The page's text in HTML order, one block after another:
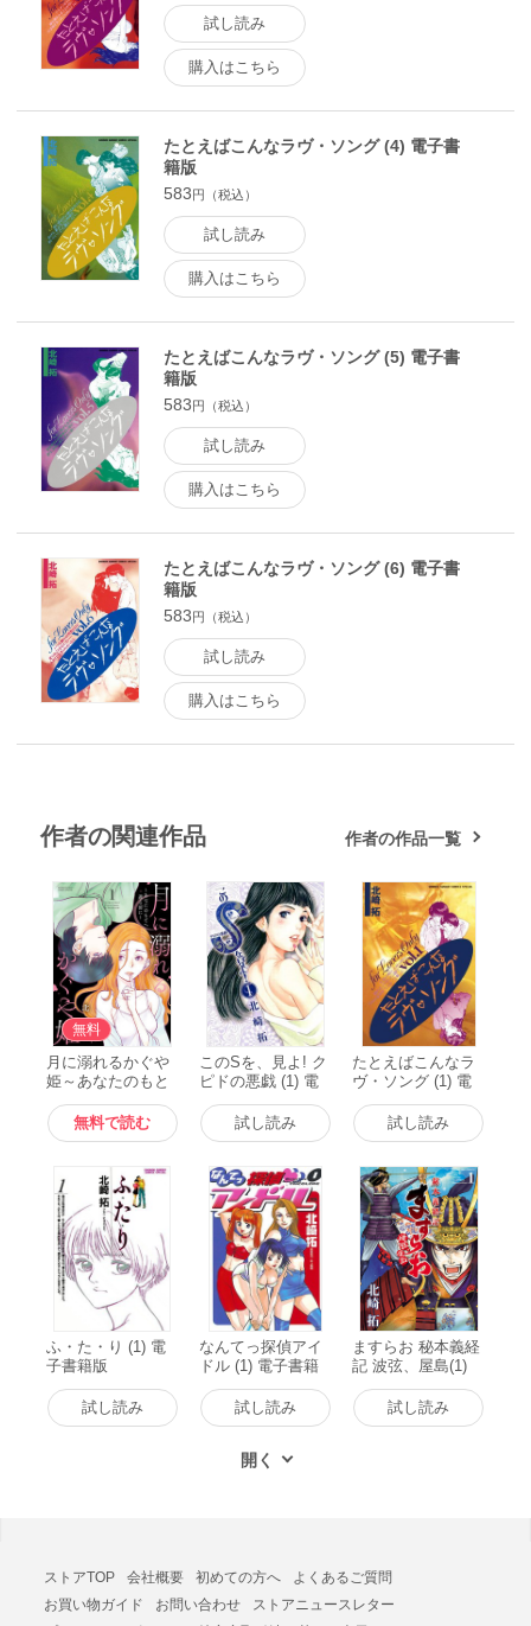
試し読み
購入はこちら
たとえばこんなラヴ・ソング (4) 電子書
籍版
583円（税込）
試し読み
購入はこちら
たとえばこんなラヴ・ソング (5) 電子書
籍版
583円（税込）
試し読み
購入はこちら
たとえばこんなラヴ・ソング (6) 電子書
籍版
583円（税込）
試し読み
購入はこちら
作者の関連作品 作者の作品一覧
無料
月に溺れるかぐや
姫～あなたのもと
へ還る前に～ (1)
電子書籍版
無料で読む
このSを、見よ! ク
ピドの悪戯 (1) 電
子書籍版
試し読み
たとえばこんなラ
ヴ・ソング (1) 電
子書籍版
試し読み
ふ・た・り (1) 電
子書籍版
試し読み
なんてっ探偵アイ
ドル (1) 電子書籍
試し読み
ますらお 秘本義経
記 波弦、屋島(1)
電子書籍版
試し読み
ストアTOP 会社概要 初めての方へ
よくあるご質問
お買い物ガイド
お問い合わせ
ストアニュースレター